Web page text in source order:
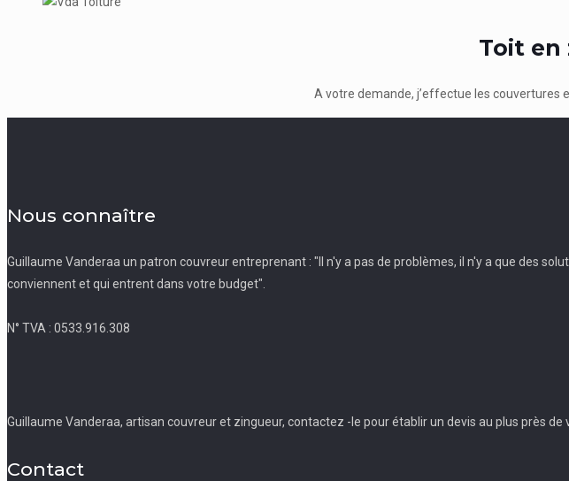
Toit en
A votre demande, j’effectue les couvertures
Nous connaître
Guillaume Vanderaa un patron couvreur entreprenant : "Il n'y a pas de problèmes, il n'y a que des
conviennent et qui entrent dans votre budget".
N° TVA : 0533.916.308
Guillaume Vanderaa, artisan couvreur et zingueur, contactez -le pour établir un devis au plus près
Contact